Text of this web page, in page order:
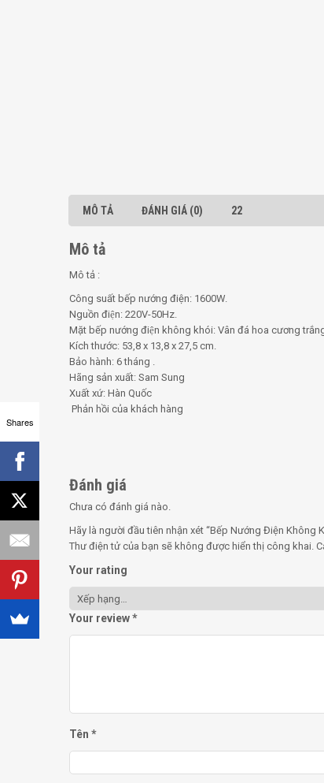
MÔ TẢ ĐÁNH GIÁ (0) 22
Mô tả
Mô tả :
Công suất bếp nướng điện: 1600W.
Nguồn điện: 220V-50Hz.
Mặt bếp nướng điện không khói: Vân đá hoa cương
Kích thước: 53,8 x 13,8 x 27,5 cm.
Bảo hành: 6 tháng .
Hãng sản xuất: Sam Sung
Xuất xứ: Hàn Quốc
Phản hồi của khách hàng
Đánh giá
Chưa có đánh giá nào.
Hãy là người đầu tiên nhận xét “Bếp Nướng Điện Không
Thư điện tử của bạn sẽ không được hiển thị công khai.
Your rating
Your review*
Tên *
Shares